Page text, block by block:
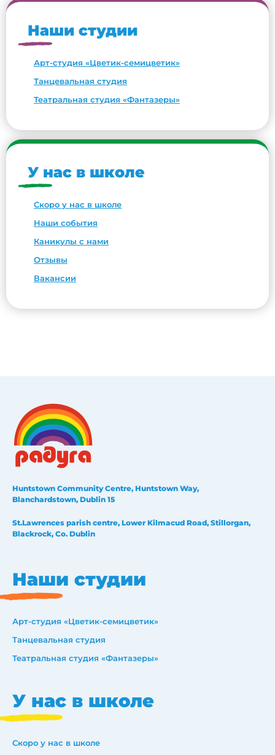
Наши студии
Арт-студия «Цветик-семицветик»
Танцевальная студия
Театральная студия «Фантазеры»
У нас в школе
Скоро у нас в школе
Наши события
Каникулы с нами
Отзывы
Вакансии
Huntstown Community Centre, Huntstown Way,
Blanchardstown, Dublin 15
St.Lawrences parish centre, Lower Kilmacud Road, Stillorgan,
Blackrock, Co. Dublin
Наши студии
Арт-студия «Цветик-семицветик»
Танцевальная студия
Театральная студия «Фантазеры»
У нас в школе
Скоро у нас в школе